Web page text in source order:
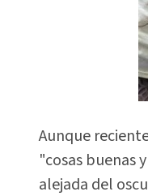
Aunque
"cosas buenas
alejada del